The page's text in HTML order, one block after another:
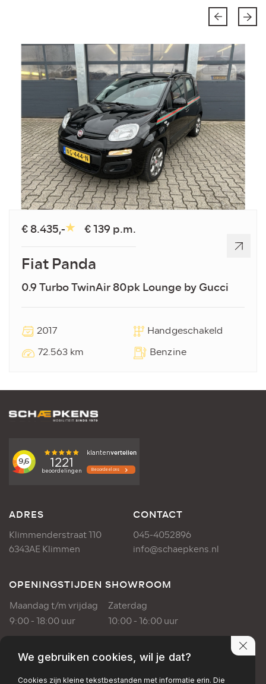
€ 8.435,- € 139 p.m.
Fiat Panda
0.9 Turbo TwinAir 80pk Lounge by Gucci
2017
Handgeschakeld
72.563 km
Benzine
ADRES
Klimmenderstraat 110
6343AE Klimmen
CONTACT
045-4052896
info@schaepkens.nl
OPENINGSTIJDEN SHOWROOM
Maandag t/m vrijdag
Zaterdag
9:00 - 18:00 uur
10:00 - 16:00 uur
OPENINGSTIJDEN WERKPLAATS
Maandag t/m vrijdag
We gebruiken cookies, wil je dat?
Cookies zijn kleine tekstbestanden met informatie erin. Die